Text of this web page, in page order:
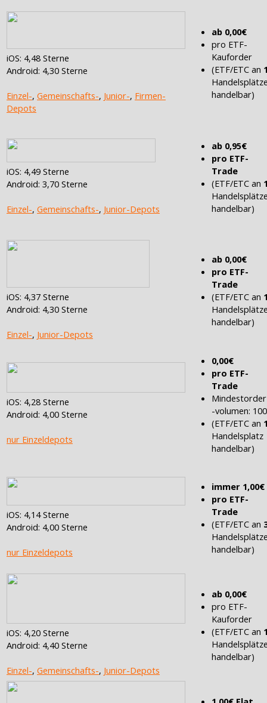
iOS: 4,48 Sterne
Android: 4,30 Sterne
Einzel-, Gemeinschafts-, Junior-, Firmen-
Depots
ab 0,00€
pro ETF-
Kauforder
(ETF/ETC an
handelbar)
iOS: 4,49 Sterne
Android: 3,70 Sterne
Einzel-, Gemeinschafts-, Junior-Depots
ab 0,95€
pro ETF-
Trade
(ETF/ETC an
handelbar)
iOS: 4,37 Sterne
Android: 4,30 Sterne
Einzel-, Junior-Depots
ab 0,00€
pro ETF-
Trade
(ETF/ETC an
handelbar)
iOS: 4,28 Sterne
Android: 4,00 Sterne
nur Einzeldepots
0,00€
pro ETF-
Trade
Mindestorder
-volumen:
(ETF/ETC an
Handelsplatz
handelbar)
iOS: 4,14 Sterne
Android: 4,00 Sterne
nur Einzeldepots
immer 1,00€
pro ETF-
Trade
(ETF/ETC an
handelbar)
iOS: 4,20 Sterne
Android: 4,40 Sterne
Einzel-, Gemeinschafts-, Junior-Depots
ab 0,00€
pro ETF-
Kauforder
(ETF/ETC an
handelbar)